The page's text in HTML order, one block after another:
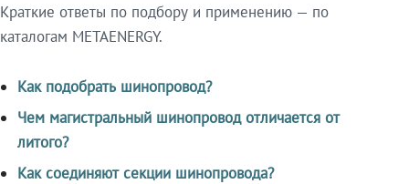
Краткие ответы по подбору и применению — по
каталогам METAENERGY.
Как подобрать шинопровод?
Чем магистральный шинопровод отличается от
литого?
Как соединяют секции шинопровода?